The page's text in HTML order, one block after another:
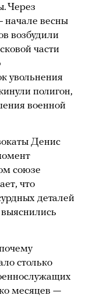
Через
начале весны
возбудили
части
увольнения
полигон,
военной
Денис
союзе
что
деталей
выяснились
столько
месяцев —